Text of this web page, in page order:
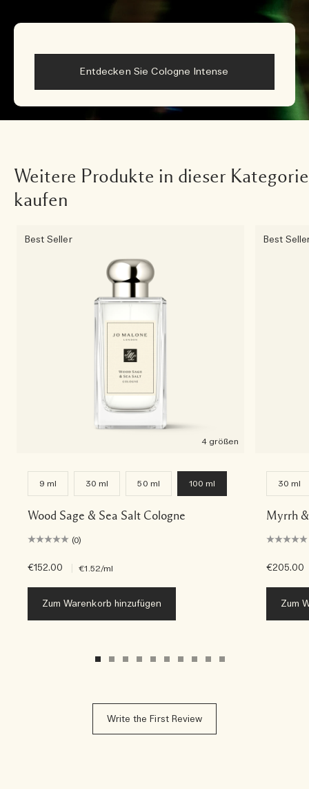
Entdecken Sie Cologne Intense
Weitere Produkte in dieser Kategorie
kaufen
Best Seller
4 größen
9 ml 30 ml 50 ml 100 ml
Wood Sage & Sea Salt Cologne
(0)
€152.00 €1.52/ml
Zum Warenkorb hinzufügen
Best
30 ml
Myrrh
€205.00
Zum
Write the First Review